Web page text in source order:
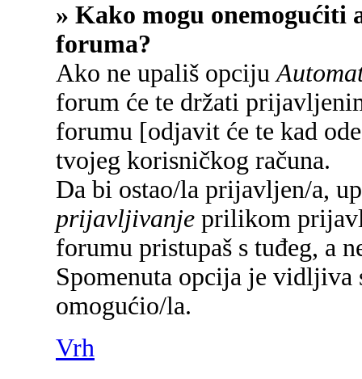
» Kako mogu onemogućiti
foruma?
Ako ne upališ opciju
forum će te držati
forumu [odjavit će te kad
tvojeg korisničkog računa.
Da bi ostao/la prijavljen/a,
prijavljivanje prilikom
forumu pristupaš s tuđeg, a
Spomenuta opcija je
omogućio/la.
Vrh